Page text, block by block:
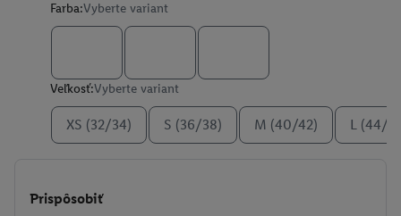
Farba:Vyberte variant
Veľkosť:Vyberte variant
XS (32/34) S (36/38) M (40/42) L (44/
Prispôsobiť